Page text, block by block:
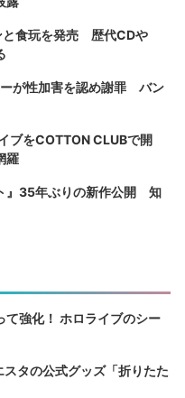
と食玩を発売 歴代CDや
が性加害を認め謝罪 バン
ブをCOTTON CLUBで開
羅
』35年ぶりの新作公開 知
強化！ ホロライブのシー
タの公式グッズ「折りたた